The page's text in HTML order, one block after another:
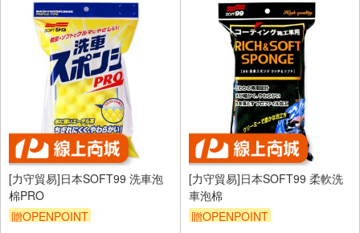
[力守貿易]日本SOFT99 洗車泡
棉PRO
贈OPENPOINT
[力守貿易]日本SOFT99 柔軟洗
車泡棉
贈OPENPOINT